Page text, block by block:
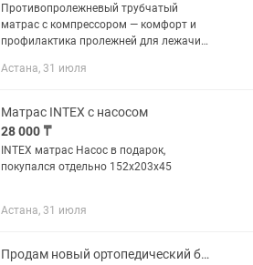
Противопролежневый трубчатый
матрас с компрессором — комфорт и
профилактика пролежней для лежачих
система равномерно распределяет
и...
Астана, 31 июля
Матрас INTEX с насосом
28 000 ₸
INTEX матрас Насос в подарок,
покупался отдельно 152х203х45
Астана, 31 июля
Продам новый ортопедический беспружинный матрас.